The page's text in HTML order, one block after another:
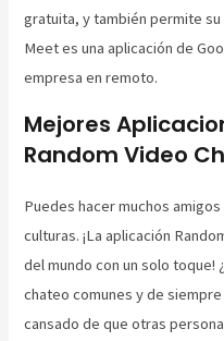
gratuita, y también permite
Meet es una aplicación de
empresa en remoto.
Mejores
Random Video
Puedes hacer muchos
culturas. ¡La aplicación
del mundo con un solo toque!
chateo comunes y de
cansado de que otras